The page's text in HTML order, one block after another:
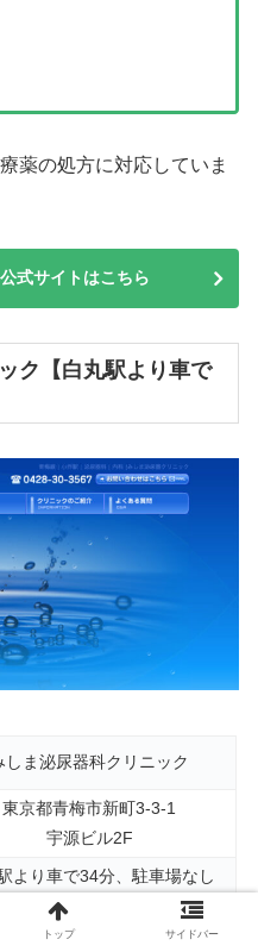
薬の処方に対応していま
式サイトはこちら
ク【白丸駅より車で
しま泌尿器科クリニック
東京都青梅市新町3-3-1
宇源ビル2F
より車で34分、駐車場なし
0428-30-3567
トップ サイドバー